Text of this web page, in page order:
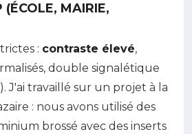
(ÉCOLE, MAIRIE,
: contraste élevé,
double signalétique
J'ai travaillé sur un projet à la
: nous avons utilisé des
brossé avec des inserts